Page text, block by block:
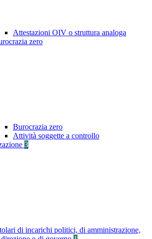
Attestazioni OIV o struttura analoga
zero
Burocrazia zero
Attività soggette a controllo
3
di incarichi politici, di amministrazione,